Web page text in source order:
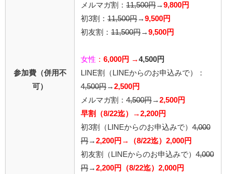
参加費（併用不
可）
メルマガ割： 11,500円 → 9,800円
初3割： 11,500円 → 9,500円
初友割： 11,500円 → 9,500円
女性 ： 6,000円 → 4,500円
LINE割
（LINEからのお申込みで）
：
4,500円 → 2,500円
メルマガ割： 4,500円 → 2,500円
早割（8/22迄）→2,200円
初3割（LINEからのお申込みで） 4,000
円 → 2,200円→（8/22迄）2,000円
初友割（LINEからのお申込みで） 4,000
円 → 2,200円（8/22迄）2,000円